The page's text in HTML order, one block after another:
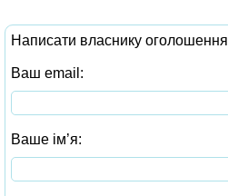
Написати власнику оголошення
Ваш email:
Ваше ім’я: